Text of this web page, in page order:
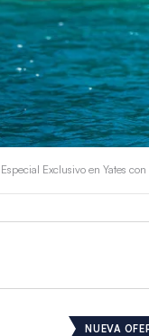
Especial Exclusivo en Yates
NUEVA